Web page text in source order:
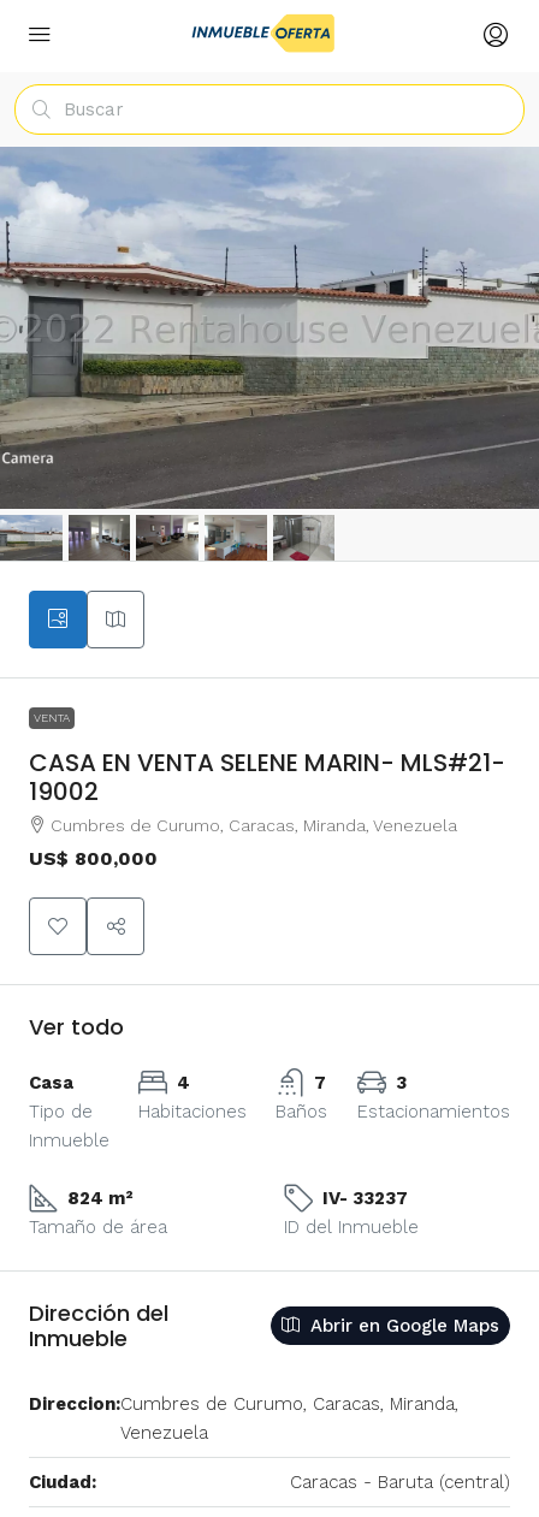
VENTA
CASA EN VENTA SELENE MARIN- MLS#21-
19002
Cumbres de Curumo, Caracas, Miranda, Venezuela
US$ 800,000
Ver todo
Casa
Tipo de
Inmueble
4
Habitaciones
7
Baños
3
Estacionamientos
824 m²
Tamaño de área
IV- 33237
ID del Inmueble
Dirección del
Inmueble
Abrir en Google Maps
Direccion:Cumbres de Curumo, Caracas, Miranda,
Venezuela
Ciudad: Caracas - Baruta (central)